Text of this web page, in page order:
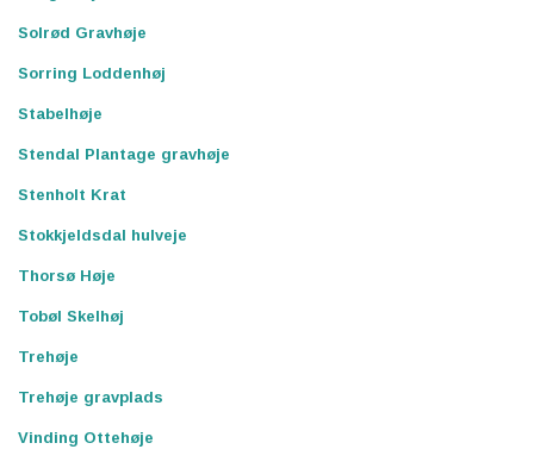
Solrød Gravhøje
Sorring Loddenhøj
Stabelhøje
Stendal Plantage gravhøje
Stenholt Krat
Stokkjeldsdal hulveje
Thorsø Høje
Tobøl Skelhøj
Trehøje
Trehøje gravplads
Vinding Ottehøje